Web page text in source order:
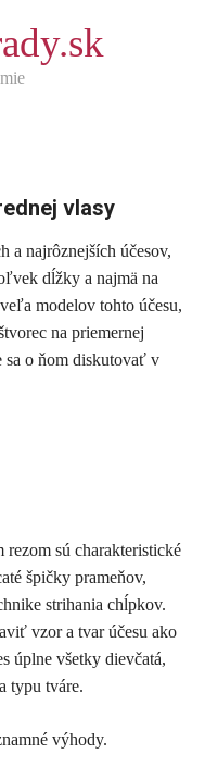
vlasy
a najrôznejších účesov,
dĺžky a najmä na
modelov tohto účesu,
na priemernej
sa o ňom diskutovať v
rezom sú charakteristické
špičky prameňov,
strihania chĺpkov.
vzor a tvar účesu ako
úplne všetky dievčatá,
typu tváre.
výhody.